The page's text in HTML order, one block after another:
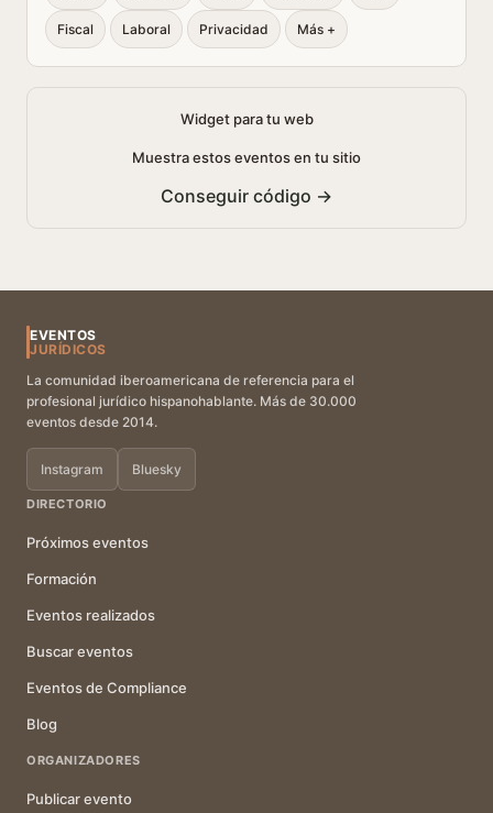
Fiscal Laboral Privacidad Más +
Widget para tu web
Muestra estos eventos en tu sitio
Conseguir código →
EVENTOS
JURÍDICOS
La comunidad iberoamericana de referencia para el
profesional jurídico hispanohablante. Más de 30.000
eventos desde 2014.
Instagram Bluesky
DIRECTORIO
Próximos eventos
Formación
Eventos realizados
Buscar eventos
Eventos de Compliance
Blog
ORGANIZADORES
Publicar evento